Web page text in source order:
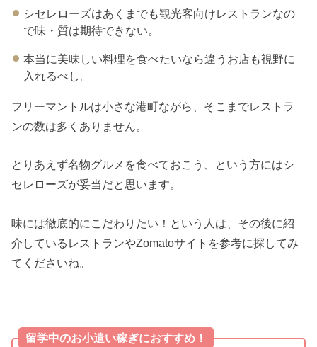
シセレローズはあくまでも観光客向けレストランなの
で味・質は期待できない。
本当に美味しい料理を食べたいなら違うお店も視野に
入れるべし。
フリーマントルは小さな港町ながら、そこまでレストラ
ンの数は多くありません。
とりあえず名物グルメを食べておこう、という方にはシ
セレローズが妥当だと思います。
味には徹底的にこだわりたい！という人は、その後に紹
介しているレストランやZomatoサイトを参考に探してみ
てくださいね。
留学中のお小遣い稼ぎにおすすめ！